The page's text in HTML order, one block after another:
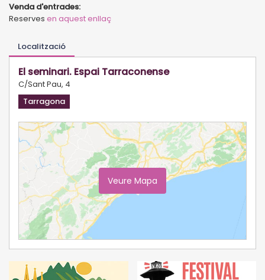
Venda d'entrades:
Reserves en aquest enllaç
Localització
El seminari. Espai Tarraconense
C/Sant Pau, 4
Tarragona
Veure Mapa